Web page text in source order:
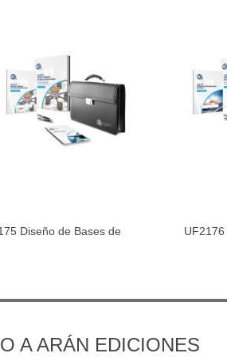
Añadir al carrito
Diseño de Bases de
A ARÁN EDICIONES